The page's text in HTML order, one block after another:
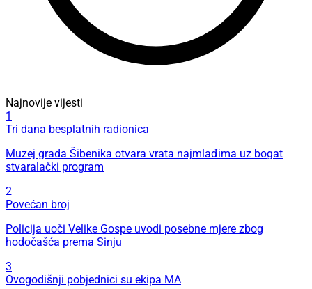
Najnovije vijesti
1
Tri dana besplatnih radionica
Muzej grada Šibenika otvara vrata najmlađima uz bogat
stvaralački program
2
Povećan broj
Policija uoči Velike Gospe uvodi posebne mjere zbog
hodočašća prema Sinju
3
Ovogodišnji pobjednici su ekipa MA